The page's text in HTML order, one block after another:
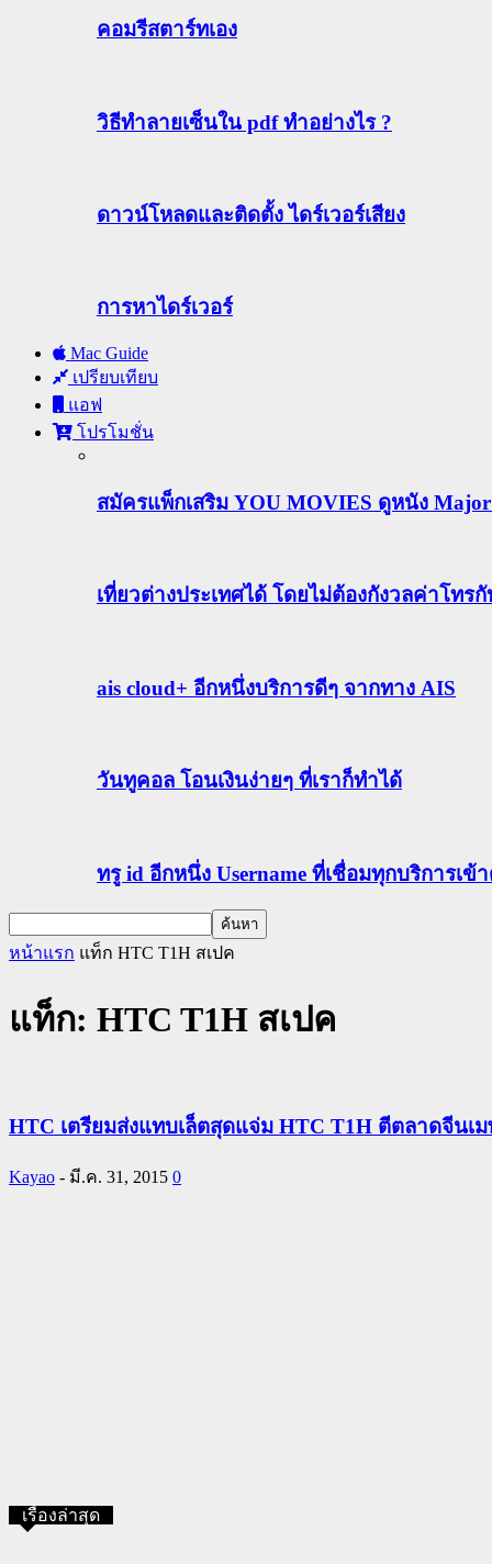
คอมรีสตาร์ทเอง
วิธีทําลายเซ็นใน pdf ทำอย่างไร ?
ดาวน์โหลดและติดตั้ง ไดร์เวอร์เสียง
การหาไดร์เวอร์
Mac Guide
เปรียบเทียบ
แอฟ
โปรโมชั่น
สมัครแพ็กเสริม YOU MOVIES ดูหนัง
เที่ยวต่างประเทศได้ โดยไม่ต้องกังวลค่าโทร
ais cloud+ อีกหนึ่งบริการดีๆ จากทาง AIS
วันทูคอล โอนเงินง่ายๆ ที่เราก็ทำได้
ทรู id อีกหนึ่ง Username ที่เชื่อมทุกบริการเข้
หน้าแรก แท็ก HTC T1H สเปค
แท็ก: HTC T1H สเปค
HTC เตรียมส่งแทบเล็ตสุดแจ่ม HTC T1H ตีตลาดจีนเ
Kayao - มี.ค. 31, 2015 0
เรื่องล่าสุด